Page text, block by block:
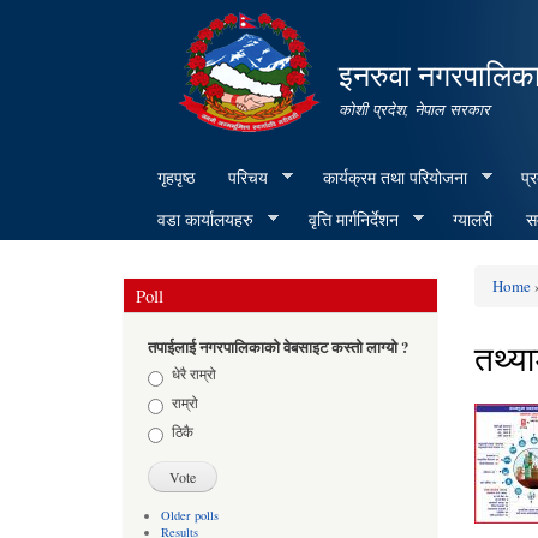
इनरुवा
कोशी प्रदेश, नेपाल सरकार
गृहपृष्ठ परिचय कार्यक्रम तथा परियोजना
वडा कार्यालयहरु
वृत्ति मार्गनिर्देशन ग्यालरी
Poll
तपाईलाई नगरपालिकाको वेबसाइट कस्तो लाग्यो ?
Choicesधेरै राम्रो
राम्रो
ठिकै
Older polls
Results
You
Home